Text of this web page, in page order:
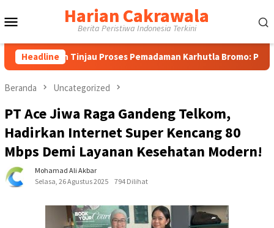
ke
Harian Cakrawala
Berita Peristiwa Indonesia Terkini
Headline
Tinjau Proses Pemadaman Karhutla Bromo: Pastikan
Beranda Uncategorized
PT Ace Jiwa Raga Gandeng Telkom,
Hadirkan Internet Super Kencang 80
Mbps Demi Layanan Kesehatan Modern!
Mohamad Ali Akbar
Selasa, 26 Agustus 2025
794 Dilihat